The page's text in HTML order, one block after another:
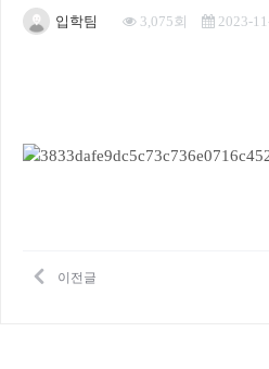
입학팀 3,075회 2023-
이전글